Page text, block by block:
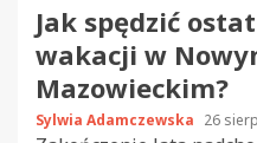
Jak spędzić
wakacji w
Mazowieckim?
Sylwia Adamczewska 26